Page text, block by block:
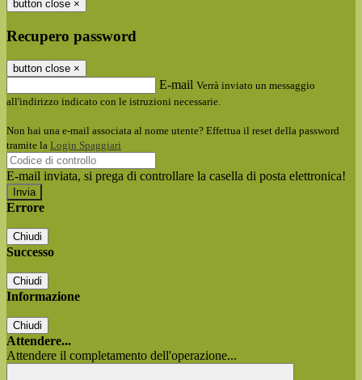
button close ×
Recupero password
button close ×
E-mail Verrà inviato un messaggio
all'indirizzo indicato con le istruzioni necessarie.
Non hai una e-mail associata al nome utente? Effettua il reset della password
tramite la Login Spaggiari
E-mail inviata, si prega di controllare la casella di posta elettronica!
Errore
Chiudi
Successo
Chiudi
Informazione
Chiudi
Attendere...
Attendere il completamento dell'operazione...